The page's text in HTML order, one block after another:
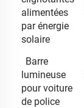
alimentées
par énergie
solaire
Barre
lumineuse
pour voiture
de police